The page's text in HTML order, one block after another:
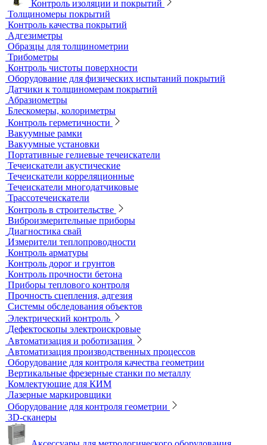
Вихретоковые толщиномеры
Контрольные образцы для вихретокового контроля
Приборы для измерения электропроводности
Импедансный контроль
Импедансные дефектоскопы
Тестеры
Контроль изоляции и покрытий
Толщиномеры покрытий
Контроль качества покрытий
Адгезиметры
Образцы для толщинометрии
Трибометры
Контроль чистоты поверхности
Оборудование для физических испытаний покрытий
Датчики к толщиномерам покрытий
Абразиометры
Блескомеры, колориметры
Контроль герметичности
Вакуумные рамки
Вакуумные установки
Портативные гелиевые течеискатели
Течеискатели акустические
Течеискатели корреляционные
Течеискатели многодатчиковые
Трассотечеискатели
Контроль в строительстве
Виброизмерительные приборы
Диагностика свай
Измерители теплопроводности
Контроль арматуры
Контроль дорог и грунтов
Контроль прочности бетона
Приборы теплового контроля
Прочность сцепления, адгезия
Системы обследования объектов